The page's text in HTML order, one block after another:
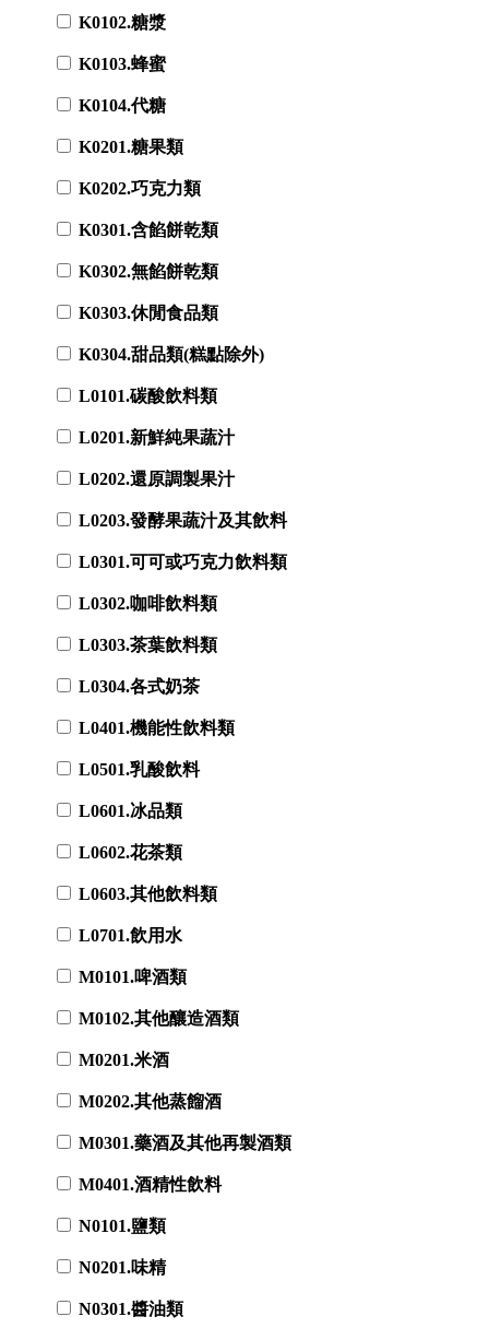
K0102.糖漿
K0103.蜂蜜
K0104.代糖
K0201.糖果類
K0202.巧克力類
K0301.含餡餅乾類
K0302.無餡餅乾類
K0303.休閒食品類
K0304.甜品類(糕點除外)
L0101.碳酸飲料類
L0201.新鮮純果蔬汁
L0202.還原調製果汁
L0203.發酵果蔬汁及其飲料
L0301.可可或巧克力飲料類
L0302.咖啡飲料類
L0303.茶葉飲料類
L0304.各式奶茶
L0401.機能性飲料類
L0501.乳酸飲料
L0601.冰品類
L0602.花茶類
L0603.其他飲料類
L0701.飲用水
M0101.啤酒類
M0102.其他釀造酒類
M0201.米酒
M0202.其他蒸餾酒
M0301.藥酒及其他再製酒類
M0401.酒精性飲料
N0101.鹽類
N0201.味精
N0301.醬油類